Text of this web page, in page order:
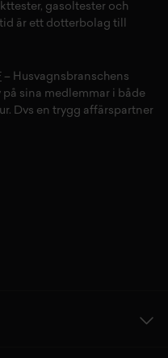
, gasoltester och
är ett dotterbolag till
– Husvagnsbranschens
sina medlemmar i både
Dvs en trygg affärspartner